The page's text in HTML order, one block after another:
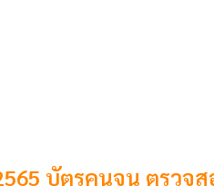
บัตรคนจน ตรว